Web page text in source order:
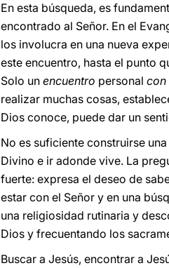
En esta búsqueda, es
encontrado al Señor. En el
los involucra en una nueva
este encuentro, hasta el punto
Solo un encuentro personal con
realizar muchas cosas,
Dios conoce, puede dar un
No es suficiente construirse
Divino e ir adonde vive. La
fuerte: expresa el deseo de
estar con el Señor y en una
una religiosidad rutinaria y
Dios y frecuentando los
Buscar a Jesús, encontrar a